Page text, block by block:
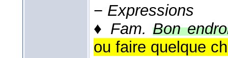
− Expressions
♦ Fam. Bon
ou faire quelque